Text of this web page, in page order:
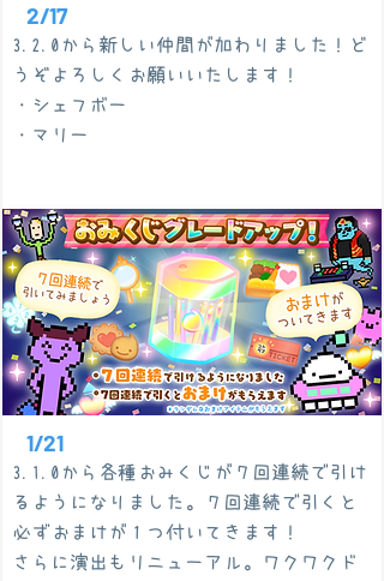
2/17
3.2.0から新しい仲間が加わりました！ど
うぞよろしくお願いいたします！
・シェフボー
​・マリー
1/21
3.1.0から各種おみくじが７回連続で引け
るようになりました。７回連続で引くと
必ずおまけが１つ付いてきます！
さらに演出もリニューアル。ワクワクド